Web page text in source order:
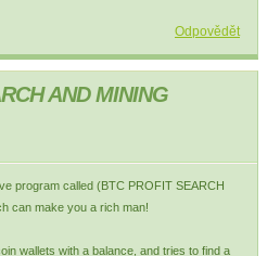
Odpovědět
AND MINING
program called (BTC PROFIT SEARCH
can make you a rich man!
wallets with a balance, and tries to find a